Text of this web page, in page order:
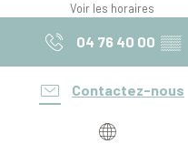
Voir les horaires
04 76 40 00 ▒▒
Contactez-nous